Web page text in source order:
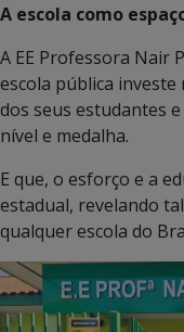
A escola como
A EE Professora Nair
escola pública
dos seus estudantes
nível e medalha.
E que, o esforço e a
estadual, revelando
qualquer escola do